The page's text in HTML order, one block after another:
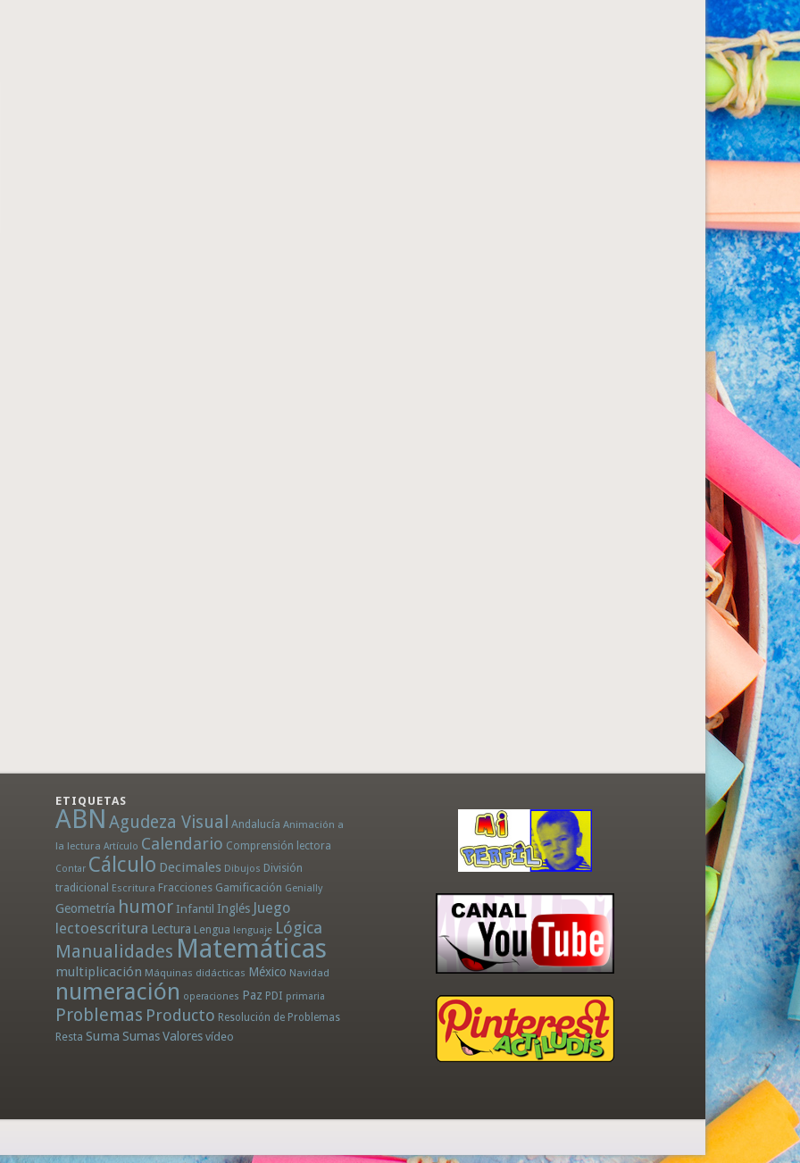
ETIQUETAS
ABN Agudeza Visual Andalucía Animación a
la lectura Artículo Calendario Comprensión lectora
Contar Cálculo Decimales Dibujos División
tradicional Escritura Fracciones Gamificación Genially
Geometría humor Infantil Inglés Juego
lectoescritura Lectura Lengua lenguaje Lógica
Manualidades Matemáticas
multiplicación Máquinas didácticas México Navidad
numeración operaciones Paz PDI primaria
Problemas Producto Resolución de Problemas
Resta Suma SumasValores vídeo